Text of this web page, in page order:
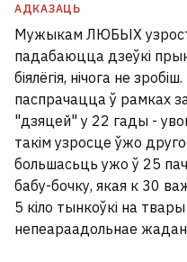
АДКАЗАЦЬ
Мужыкам ЛЮБЫХ
падабаюцца дзеўкі
біялёгія, нічога не
паспрачацца ў рамках
"дзяцей" у 22 гады -
такім узросце ўжо
большасьць ужо ў 25
бабу-бочку, якая к 30
5 кіло тынкоўкі на
непеараадольнае